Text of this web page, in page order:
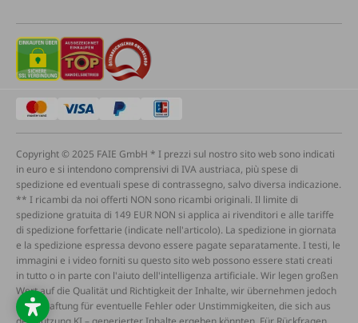
Copyright © 2025 FAIE GmbH * I prezzi sul nostro sito web sono indicati
in euro e si intendono comprensivi di IVA austriaca, più spese di
spedizione ed eventuali spese di contrassegno, salvo diversa indicazione.
** I ricambi da noi offerti NON sono ricambi originali. Il limite di
spedizione gratuita di 149 EUR NON si applica ai rivenditori e alle tariffe
di spedizione forfettarie (indicate nell'articolo). La spedizione in giornata
e la spedizione espressa devono essere pagate separatamente. I testi, le
immagini e i video forniti su questo sito web possono essere stati creati
in tutto o in parte con l'aiuto dell'intelligenza artificiale. Wir legen großen
Wert auf die Qualität und Richtigkeit der Inhalte, wir übernehmen jedoch
keine Haftung für eventuelle Fehler oder Unstimmigkeiten, die sich aus